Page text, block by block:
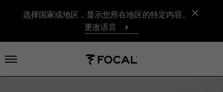
选择国家或地区，显示您所在地区的特定内容。
更改语言
打开菜单